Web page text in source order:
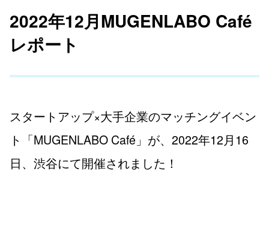
2022年12月MUGENLABO Café
レポート
スタートアップ×大手企業のマッチングイベン
ト「MUGENLABO Café」が、2022年12月16
日、渋谷にて開催されました！